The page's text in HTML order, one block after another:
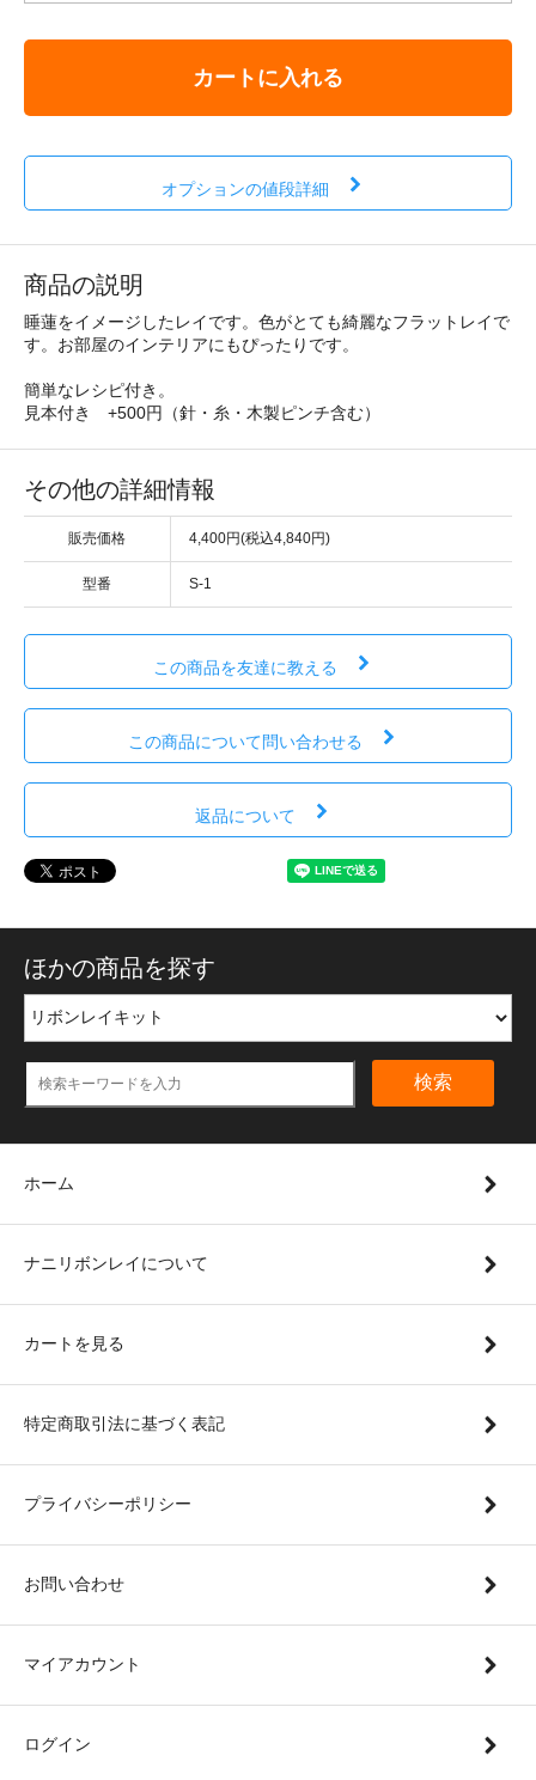
カートに入れる
オプションの値段詳細
商品の説明
睡蓮をイメージしたレイです。色がとても綺麗なフラットレイで
す。お部屋のインテリアにもぴったりです。
簡単なレシピ付き。
見本付き +500円（針・糸・木製ピンチ含む）
その他の詳細情報
販売価格 4,400円(税込4,840円)
型番 S-1
この商品を友達に教える
この商品について問い合わせる
返品について
ほかの商品を探す
検索
ホーム
ナニリボンレイについて
カートを見る
特定商取引法に基づく表記
プライバシーポリシー
お問い合わせ
マイアカウント
ログイン